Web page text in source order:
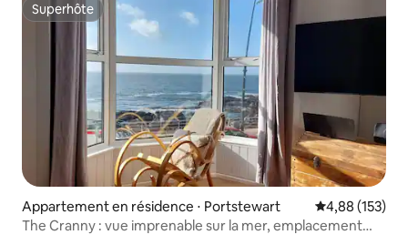
Superhôte
Superhôte
Appartement en résidence ⋅ Portstewart Évaluation
4,88 (153)
The Cranny : vue imprenable sur la mer, emplacement